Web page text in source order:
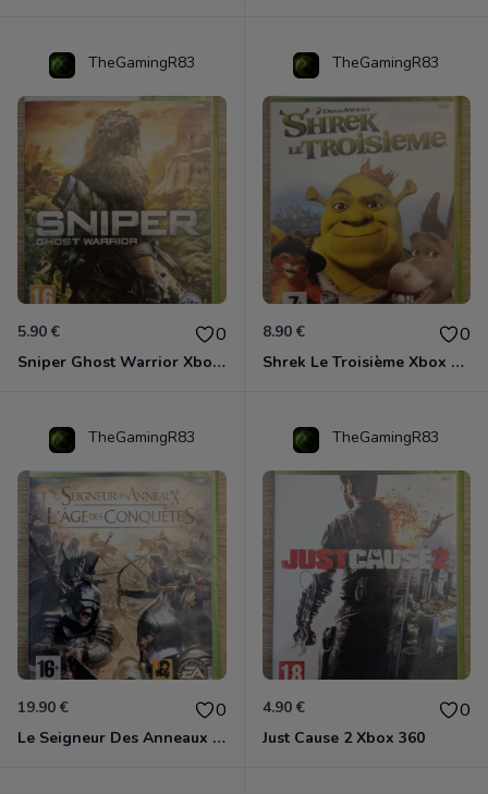
TheGamingR83
5.90 € 0
Sniper Ghost Warrior Xbox 360
TheGamingR83
8.90 € 0
Shrek Le Troisième Xbox 360
TheGamingR83
19.90 € 0
Le Seigneur Des Anneaux - L'âge Des Conquêtes Xbox 360
TheGamingR83
4.90 € 0
Just Cause 2 Xbox 360